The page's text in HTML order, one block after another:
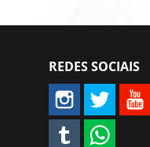
REDES SOCIAIS